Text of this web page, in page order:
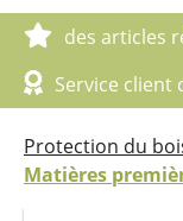
des articles résolument
Service client
Protection du
Matières